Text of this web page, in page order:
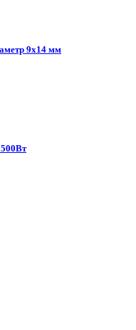
9х14 мм